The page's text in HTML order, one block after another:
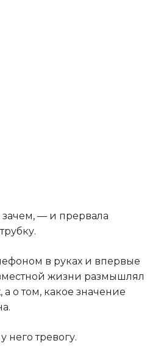
— и прервала
в руках и впервые
жизни размышлял
а о том, какое значение
него тревогу.